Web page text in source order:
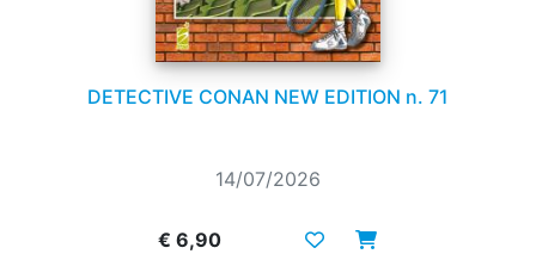
DETECTIVE CONAN NEW EDITION n. 71
14/07/2026
€ 6,90